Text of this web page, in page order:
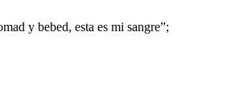
y bebed, esta es mi sangre”;